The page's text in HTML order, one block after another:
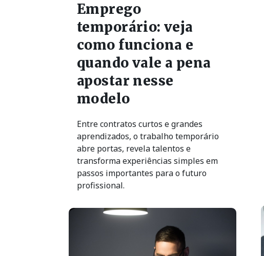
Emprego
temporário: veja
como funciona e
quando vale a pena
apostar nesse
modelo
Entre contratos curtos e grandes
aprendizados, o trabalho temporário
abre portas, revela talentos e
transforma experiências simples em
passos importantes para o futuro
profissional.